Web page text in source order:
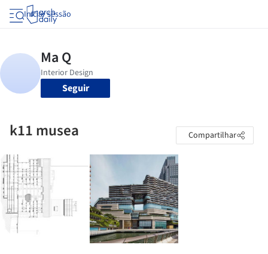
Iniciar sessão
Seguir
k11 musea Compartilhar